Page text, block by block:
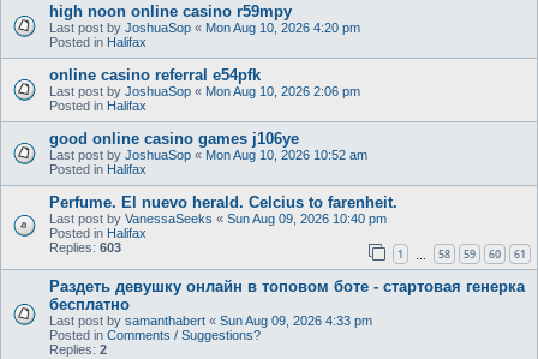
high noon online casino r59mpy
Last post by JoshuaSop « Mon Aug 10, 2026 4:20 pm
Posted in Halifax
online casino referral e54pfk
Last post by JoshuaSop « Mon Aug 10, 2026 2:06 pm
Posted in Halifax
good online casino games j106ye
Last post by JoshuaSop « Mon Aug 10, 2026 10:52 am
Posted in Halifax
Perfume. El nuevo herald. Celcius to farenheit.
Last post by VanessaSeeks « Sun Aug 09, 2026 10:40 pm
Posted in Halifax
Replies: 603 1 58 59 60 61
Раздеть девушку онлайн в топовом боте - стартовая генерка
бесплатно
Last post by samanthabert « Sun Aug 09, 2026 4:33 pm
Posted in Comments / Suggestions?
Replies: 2